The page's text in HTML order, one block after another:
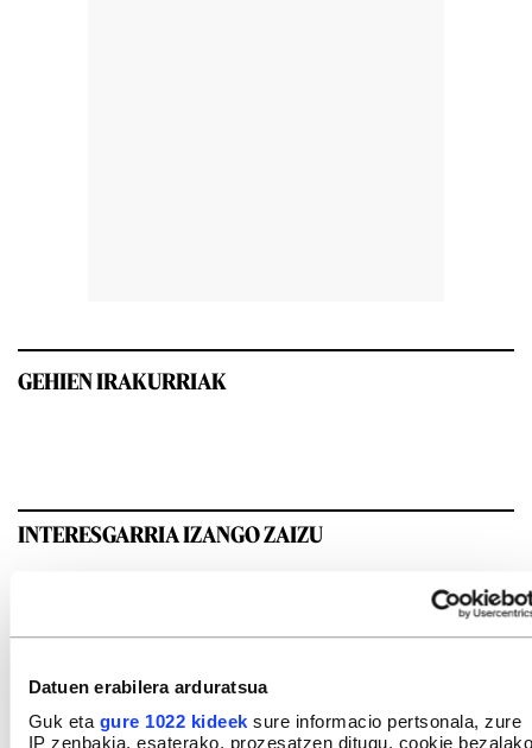
Datuen erabilera arduratsua
Guk eta gure 1022 kideek sure informacio pertsonala, zure
IP zenbakia, esaterako, prozesatzen ditugu, cookie bezalako
GEHIEN IRAKURRIAK
INTERESGARRIA IZANGO ZAIZU